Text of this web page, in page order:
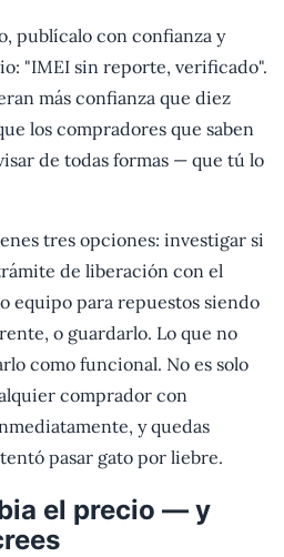
publícalo con confianza y
"IMEI sin reporte, verificado".
más confianza que diez
los compradores que saben
de todas formas — que tú lo
tres opciones: investigar si
de liberación con el
equipo para repuestos siendo
o guardarlo. Lo que no
como funcional. No es solo
comprador con
y quedas
pasar gato por liebre.
el precio — y